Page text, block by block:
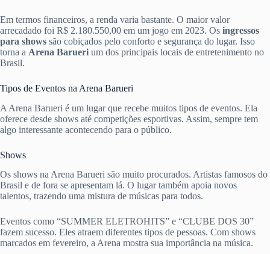
Em termos financeiros, a renda varia bastante. O maior valor
arrecadado foi R$ 2.180.550,00 em um jogo em 2023. Os ingressos
para shows são cobiçados pelo conforto e segurança do lugar. Isso
torna a Arena Barueri um dos principais locais de entretenimento no
Brasil.
Tipos de Eventos na Arena Barueri
A Arena Barueri é um lugar que recebe muitos tipos de eventos. Ela
oferece desde shows até competições esportivas. Assim, sempre tem
algo interessante acontecendo para o público.
Shows
Os shows na Arena Barueri são muito procurados. Artistas famosos do
Brasil e de fora se apresentam lá. O lugar também apoia novos
talentos, trazendo uma mistura de músicas para todos.
Eventos como “SUMMER ELETROHITS” e “CLUBE DOS 30”
fazem sucesso. Eles atraem diferentes tipos de pessoas. Com shows
marcados em fevereiro, a Arena mostra sua importância na música.